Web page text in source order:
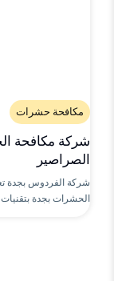
مكافحة حشرات
الصراصير
شركة الفردوس بجدة
الحشرات بجدة بتقنيات